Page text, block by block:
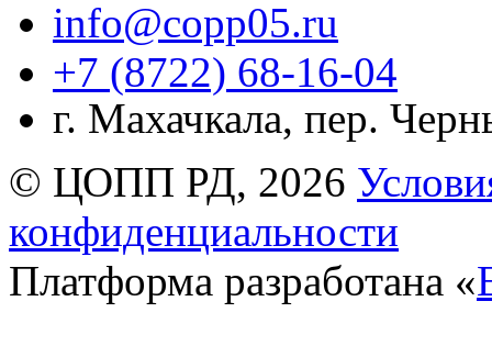
info@copp05.ru
+7 (8722) 68-16-04
г. Махачкала, пер.
© ЦОПП РД, 2026
конфиденциальности
Платформа разработана «